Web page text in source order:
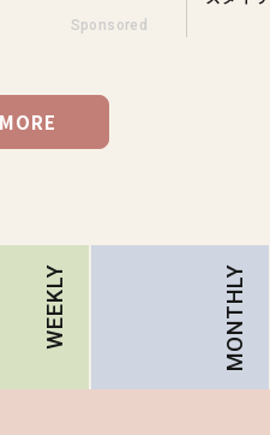
Sponsored
WEEKLY MONTHLY